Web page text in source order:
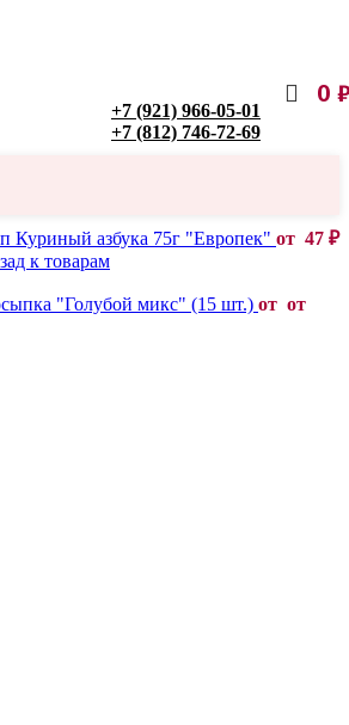
+7 (921) 966-05-01
+7 (812) 746-72-69
0
Куриный азбука 75г "Европек" от 47 ₽
к товарам
"Голубой микс" (15 шт.) от от